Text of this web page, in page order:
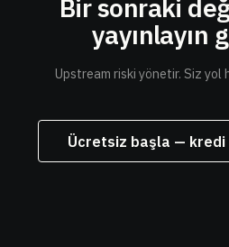
Bir sonraki
yayınlayın
Upstream riski yönetir. Siz yol
Ücretsiz başla — kredi